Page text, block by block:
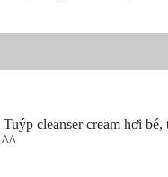
cleanser cream hơi
^^